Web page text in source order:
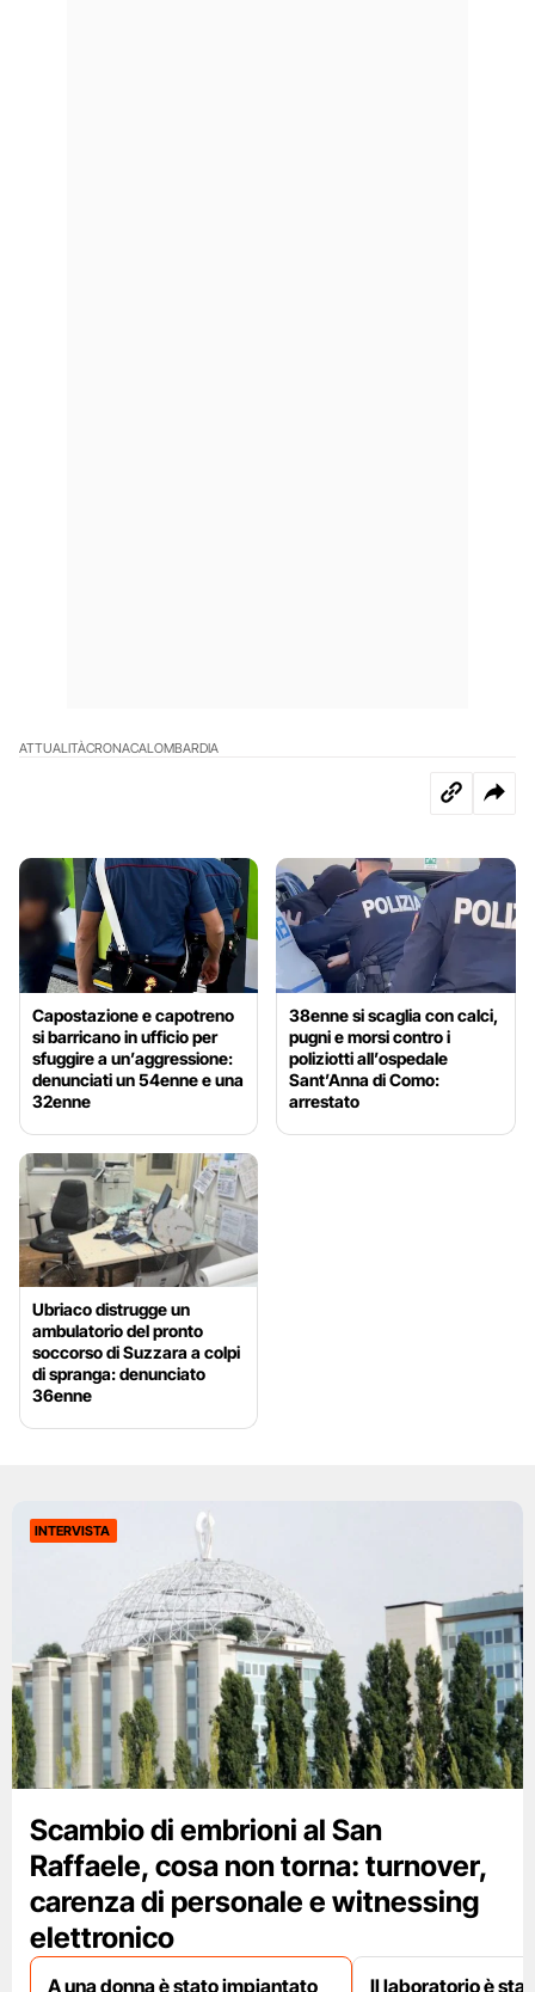
ATTUALITÀCRONACALOMBARDIA
Capostazione e capotreno
si barricano in ufficio per
sfuggire a un’aggressione:
denunciati un 54enne e una
32enne
38enne si scaglia con calci,
pugni e morsi contro i
poliziotti all’ospedale
Sant’Anna di Como:
arrestato
Ubriaco distrugge un
ambulatorio del pronto
soccorso di Suzzara a colpi
di spranga: denunciato
36enne
INTERVISTA
Scambio di embrioni al San
Raffaele, cosa non torna: turnover,
carenza di personale e witnessing
elettronico
A una donna è stato impiantato Il laboratorio è